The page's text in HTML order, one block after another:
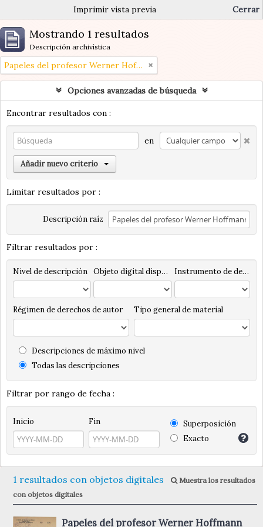
Imprimir vista previa Cerrar
Mostrando 1 resultados
Descripción archivística
Papeles del profesor Werner Hoffmann
Opciones avanzadas de búsqueda
Encontrar resultados con :
en
Añadir nuevo criterio
Limitar resultados por :
Descripción raíz
Filtrar resultados por :
Nivel de descripción Objeto digital disponibles Instrumento de descripción
Régimen de derechos de autor Tipo general de material
Descripciones de máximo nivel
Todas las descripciones
Filtrar por rango de fecha :
Inicio Fin
Superposición
Exacto
1 resultados con objetos digitales
Muestra los resultados
con objetos digitales
Papeles del profesor Werner Hoffmann